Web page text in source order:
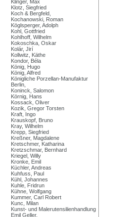
Klinger, Max
Klotz, Siegfried
Koch & Bergfeld,
Kochanowski, Roman
Köglsperger, Adolph
Kohl, Gottfried
Kohlhoff, Wilhelm
Kokoschka, Oskar
Kolár, Jirí
Kollwitz, Käthe
Kondor, Béla
König, Hugo
König, Alfred
Königliche Porzellan-Manufaktur
Berlin,
Koninck, Salomon
Körnig, Hans
Kossack, Oliver
Kozik, Gregor Torsten
Kraft, Ingo
Krauskopf, Bruno
Kray, Wilhelm
Krepp, Siegfried
Kreßner, Magdalene
Kretschmer, Katharina
Kretzschmar, Bernhard
Kriegel, Willy
Kronke, Emil
Küchler, Andreas
Kuhfuss, Paul
Kühl, Johannes
Kuhle, Fridrun
Kühne, Wolfgang
Kummer, Carl Robert
Kunc, Milan
Kunst- und Malerutensilienhandlung
Emil Geller,